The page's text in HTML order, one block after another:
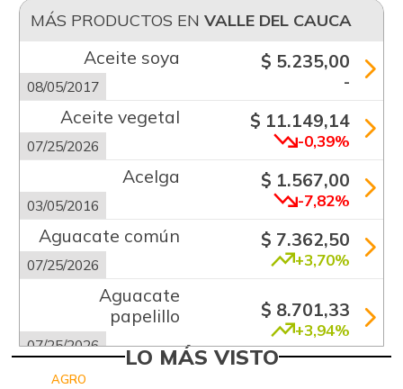
MÁS PRODUCTOS EN VALLE DEL CAUCA
Aceite soya
08/05/2017
$ 5.235,00
-
Aceite vegetal
07/25/2026
$ 11.149,14
-0,39%
Acelga
03/05/2016
$ 1.567,00
-7,82%
Aguacate común
07/25/2026
$ 7.362,50
+3,70%
Aguacate
papelillo
07/25/2026
$ 8.701,33
+3,94%
LO MÁS VISTO
AGRO